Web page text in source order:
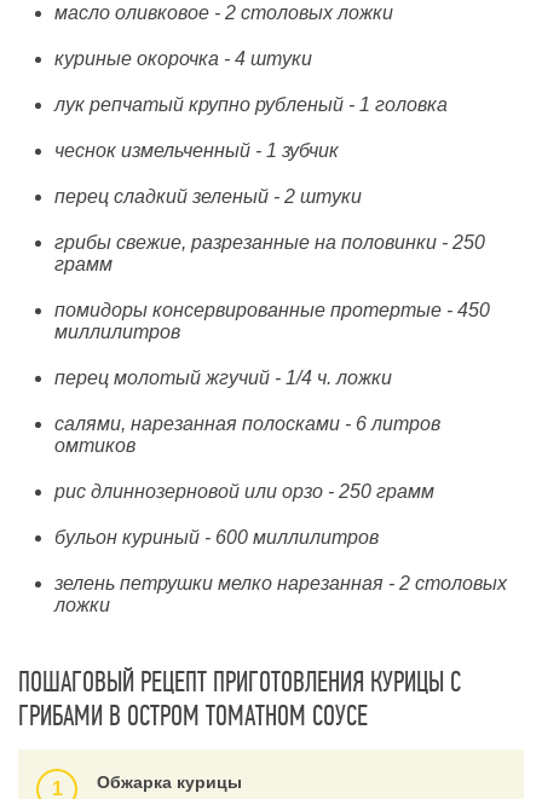
масло оливковое - 2 столовых ложки
куриные окорочка - 4 штуки
лук репчатый крупно рубленый - 1 головка
чеснок измельченный - 1 зубчик
перец сладкий зеленый - 2 штуки
грибы свежие, разрезанные на половинки - 250
грамм
помидоры консервированные протертые - 450
миллилитров
перец молотый жгучий - 1/4 ч. ложки
салями, нарезанная полосками - 6 литров
омтиков
рис длиннозерновой или орзо - 250 грамм
бульон куриный - 600 миллилитров
зелень петрушки мелко нарезанная - 2 столовых
ложки
ПОШАГОВЫЙ РЕЦЕПТ ПРИГОТОВЛЕНИЯ КУРИЦЫ С
ГРИБАМИ В ОСТРОМ ТОМАТНОМ СОУСЕ
Обжарка курицы